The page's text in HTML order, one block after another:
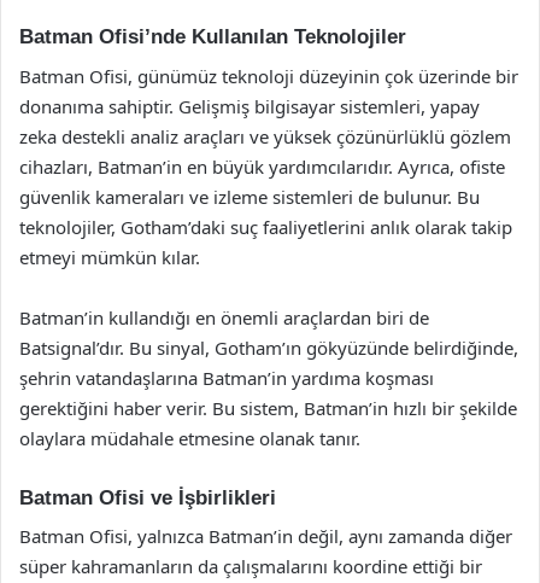
Batman Ofisi’nde Kullanılan Teknolojiler
Batman Ofisi, günümüz teknoloji düzeyinin çok üzerinde bir
donanıma sahiptir. Gelişmiş bilgisayar sistemleri, yapay
zeka destekli analiz araçları ve yüksek çözünürlüklü gözlem
cihazları, Batman’in en büyük yardımcılarıdır. Ayrıca, ofiste
güvenlik kameraları ve izleme sistemleri de bulunur. Bu
teknolojiler, Gotham’daki suç faaliyetlerini anlık olarak takip
etmeyi mümkün kılar.
Batman’in kullandığı en önemli araçlardan biri de
Batsignal’dır. Bu sinyal, Gotham’ın gökyüzünde belirdiğinde,
şehrin vatandaşlarına Batman’in yardıma koşması
gerektiğini haber verir. Bu sistem, Batman’in hızlı bir şekilde
olaylara müdahale etmesine olanak tanır.
Batman Ofisi ve İşbirlikleri
Batman Ofisi, yalnızca Batman’in değil, aynı zamanda diğer
süper kahramanların da çalışmalarını koordine ettiği bir